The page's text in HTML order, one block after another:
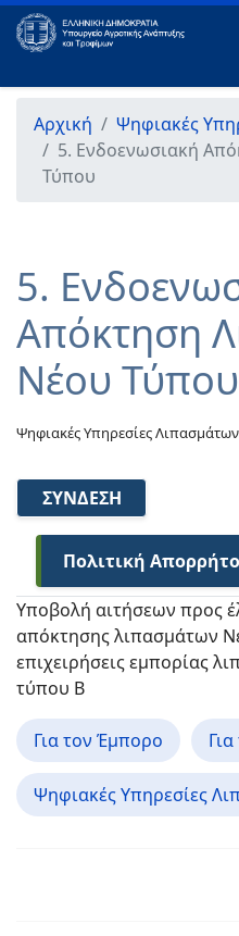
Αρχική
Ψηφιακές
5. Ενδοενωσιακή
Τύπου
5.
Απόκτηση
Νέου Τύπου
Ψηφιακές Υπηρεσίες Λιπασμάτων
ΣΎΝΔΕΣΗ
Πολιτική
Υποβολή αιτήσεων προς
απόκτησης λιπασμάτων
επιχειρήσεις εμπορίας
τύπου Β
Για τον Έμπορο
Ψηφιακές Υπηρεσίες